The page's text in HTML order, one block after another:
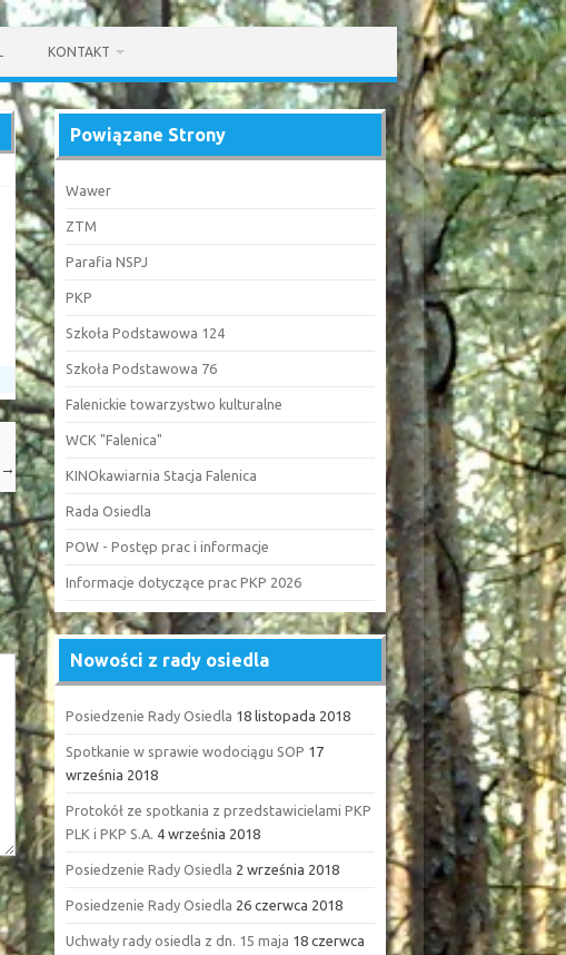
KONTAKT
→
Powiązane Strony
Wawer
ZTM
Parafia NSPJ
PKP
Szkoła Podstawowa 124
Szkoła Podstawowa 76
Falenickie towarzystwo kulturalne
WCK "Falenica"
KINOkawiarnia Stacja Falenica
Rada Osiedla
POW - Postęp prac i informacje
Informacje dotyczące prac PKP 2026
Nowości z rady osiedla
Posiedzenie Rady Osiedla 18 listopada 2018
Spotkanie w sprawie wodociągu SOP 17
września 2018
Protokół ze spotkania z przedstawicielami PKP
PLK i PKP S.A. 4 września 2018
Posiedzenie Rady Osiedla 2 września 2018
Posiedzenie Rady Osiedla 26 czerwca 2018
Uchwały rady osiedla z dn. 15 maja 18 czerwca